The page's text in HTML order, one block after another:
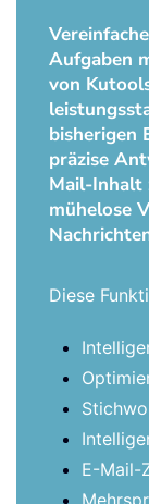
Aufgaben
von
bisherigen
präzise
Mail-Inhalt
mühelose
Diese
E-Mail-